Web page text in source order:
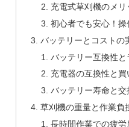
充電式草刈機のメリ
初心者でも安心！
バッテリーとコストの
バッテリー互換性と
充電器の互換性と買
バッテリー寿命と交
草刈機の重量と作業負
長時間作業での疲労